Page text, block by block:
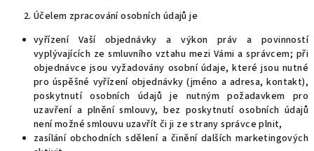
Účelem zpracování osobních údajů je
vyřízení Vaší objednávky a výkon práv a povinností
vyplývajících ze smluvního vztahu mezi Vámi a správcem; při
objednávce jsou vyžadovány osobní údaje, které jsou nutné
pro úspěšné vyřízení objednávky (jméno a adresa, kontakt),
poskytnutí osobních údajů je nutným požadavkem pro
uzavření a plnění smlouvy, bez poskytnutí osobních údajů
není možné smlouvu uzavřít či ji ze strany správce plnit,
zasílání obchodních sdělení a činění dalších marketingových